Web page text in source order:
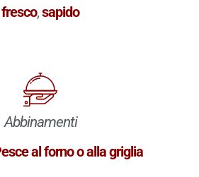
fresco,sapido
Abbinamenti
al forno o alla griglia